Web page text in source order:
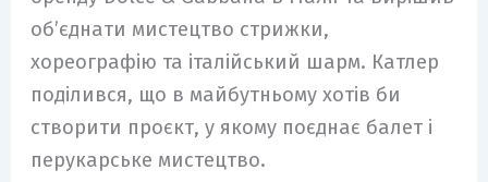
обʼєднати мистецтво стрижки,
хореографію та італійський шарм. Катлер
поділився, що в майбутньому хотів би
створити проєкт, у якому поєднає балет і
перукарське мистецтво.